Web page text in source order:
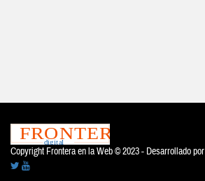
Copyright Frontera en la Web © 2023 - Desarrollado por